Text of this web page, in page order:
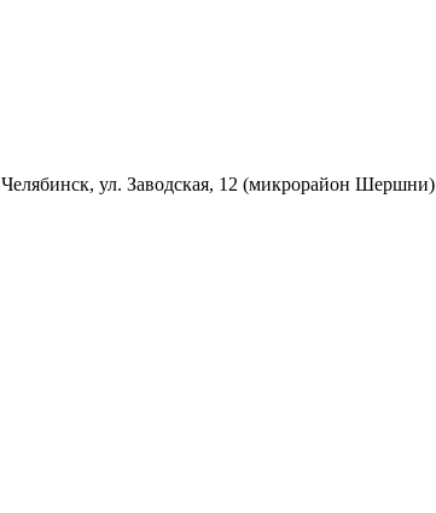
Челябинск, ул. Заводская, 12 (микрорайон Шершни)